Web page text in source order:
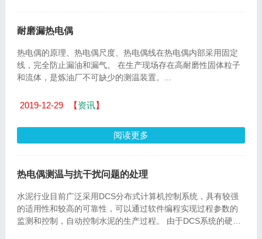
耐磨漏热电偶
热电偶的原理、热电偶尺度、热电偶线在热电偶内部采用固定
线，完全防止漏油和漏气。 在生产现场存在高耐磨性固体粒子
和流体，是炼油厂不可缺少的测温装置。...
2019-12-29 【资讯】
阅读更多
热电偶测温与抗干扰问题的处理
水泥行业目前广泛采用DCS分布式计算机控制系统，具有较强
的适用性和较高的可靠性，可以通过软件编程实现过程参数的
监测和控制，自动控制水泥的生产过程。 由于DCS系统的硬件